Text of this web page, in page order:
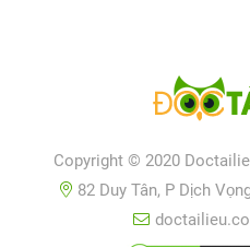
Copyright © 2020
82 Duy Tân, P Dịch